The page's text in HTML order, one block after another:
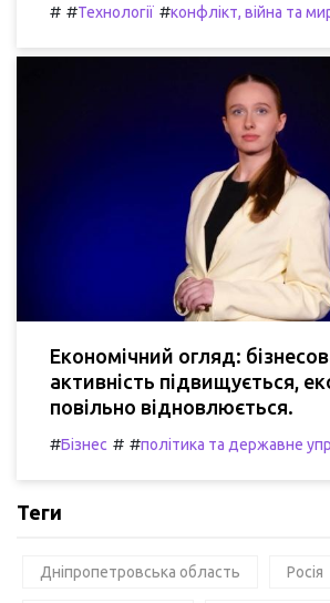
# #Технології #конфлікт, війна та
Економічний огляд:
активність підвищується,
повільно відновлюється.
#Бізнес # #політика та державне
Теги
Дніпропетровська область Росія